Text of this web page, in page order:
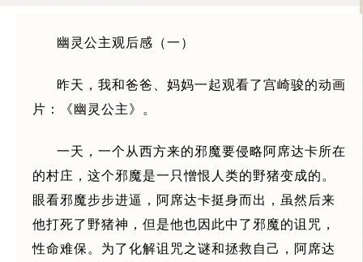
幽灵公主观后感（一）
昨天，我和爸爸、妈妈一起观看了宫崎骏的动画
片：《幽灵公主》。
一天，一个从西方来的邪魔要侵略阿席达卡所在
的村庄，这个邪魔是一只憎恨人类的野猪变成的。
眼看邪魔步步进逼，阿席达卡挺身而出，虽然后来
他打死了野猪神，但是他也因此中了邪魔的诅咒，
性命难保。为了化解诅咒之谜和拯救自己，阿席达